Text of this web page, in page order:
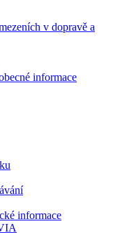
v dopravě a
informace
informace